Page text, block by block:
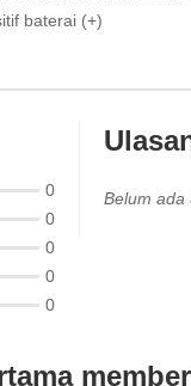
baterai (+)
0
0
0
0
0
Belum ada